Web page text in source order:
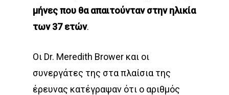
μήνες που θα απαιτούνταν στην ηλικία
των 37 ετών.
Οι Dr. Meredith Brower και οι
συνεργάτες της στα πλαίσια της
έρευνας κατέγραψαν ότι ο αριθμός